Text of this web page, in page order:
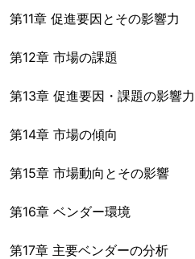
第11章 促進要因とその影響力
第12章 市場の課題
第13章 促進要因・課題の影響力
第14章 市場の傾向
第15章 市場動向とその影響
第16章 ベンダー環境
第17章 主要ベンダーの分析